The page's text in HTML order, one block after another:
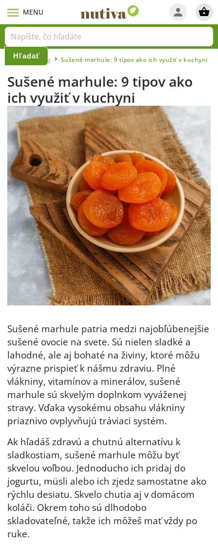
Hľadať
Domov / Blog Sušené marhule: 9 tipov ako ich využiť v kuchyni
Sušené marhule: 9 tipov ako
ich využiť v kuchyni
Sušené marhule patria medzi najobľúbenejšie
sušené ovocie na svete. Sú nielen sladké a
lahodné, ale aj bohaté na živiny, ktoré môžu
výrazne prispieť k nášmu zdraviu. Plné
vlákniny, vitamínov a minerálov, sušené
marhule sú skvelým doplnkom vyváženej
stravy. Vďaka vysokému obsahu vlákniny
priaznivo ovplyvňujú tráviaci systém.
Ak hľadáš zdravú a chutnú alternatívu k
sladkostiam, sušené marhule môžu byť
skvelou voľbou. Jednoducho ich pridaj do
jogurtu, müsli alebo ich zjedz samostatne ako
rýchlu desiatu. Skvelo chutia aj v domácom
koláči. Okrem toho sú dlhodobo
skladovateľné, takže ich môžeš mať vždy po
ruke.